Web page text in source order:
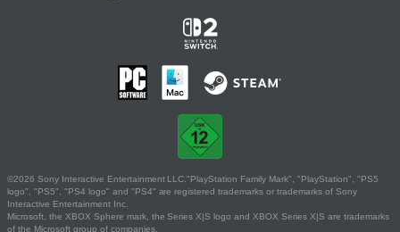
©2026 Sony Interactive Entertainment LLC."PlayStation Family Mark", "PlayStation", "PS5
logo", "PS5", "PS4 logo" and "PS4" are registered trademarks or trademarks of Sony
Interactive Entertainment Inc.
Microsoft, the XBOX Sphere mark, the Series X|S logo and XBOX Series X|S are trademarks
of the Microsoft group of companies.